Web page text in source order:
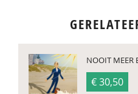
NOOIT MEER
€ 30,50